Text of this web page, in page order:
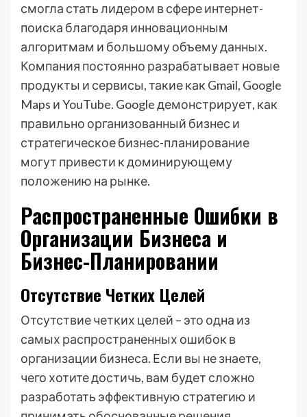
смогла стать лидером в сфере интернет-
поиска благодаря инновационным
алгоритмам и большому объему данных.
Компания постоянно разрабатывает новые
продукты и сервисы, такие как Gmail, Google
Maps и YouTube. Google демонстрирует, как
правильно организованный бизнес и
стратегическое бизнес-планирование
могут привести к доминирующему
положению на рынке.
Распространенные Ошибки в
Организации Бизнеса и
Бизнес-Планировании
Отсутствие Четких Целей
Отсутствие четких целей – это одна из
самых распространенных ошибок в
организации бизнеса. Если вы не знаете,
чего хотите достичь, вам будет сложно
разработать эффективную стратегию и